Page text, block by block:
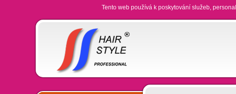
Tento web používá k poskytování služeb,